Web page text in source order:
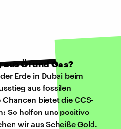
Öl und Gas?
Erde in Dubai beim
aus fossilen
Chancen bietet die CCS-
So helfen uns positive
wir aus Scheiße Gold.